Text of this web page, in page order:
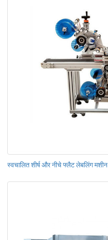
स्वचालित शीर्ष और नीचे फ्लैट लेबलिंग मशीन